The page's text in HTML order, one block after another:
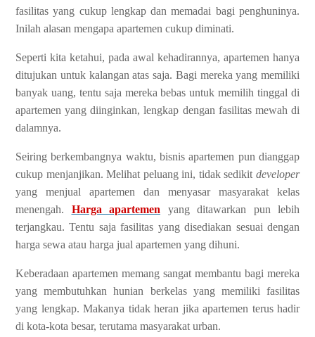
fasilitas yang cukup lengkap dan memadai bagi penghuninya.
Inilah alasan mengapa apartemen cukup diminati.
Seperti kita ketahui, pada awal kehadirannya, apartemen hanya
ditujukan untuk kalangan atas saja. Bagi mereka yang memiliki
banyak uang, tentu saja mereka bebas untuk memilih tinggal di
apartemen yang diinginkan, lengkap dengan fasilitas mewah di
dalamnya.
Seiring berkembangnya waktu, bisnis apartemen pun dianggap
cukup menjanjikan. Melihat peluang ini, tidak sedikit developer
yang menjual apartemen dan menyasar masyarakat kelas
menengah. Harga apartemen yang ditawarkan pun lebih
terjangkau. Tentu saja fasilitas yang disediakan sesuai dengan
harga sewa atau harga jual apartemen yang dihuni.
Keberadaan apartemen memang sangat membantu bagi mereka
yang membutuhkan hunian berkelas yang memiliki fasilitas
yang lengkap. Makanya tidak heran jika apartemen terus hadir
di kota-kota besar, terutama masyarakat urban.